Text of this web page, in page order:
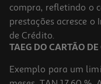
6.99 €/un
6,99 €
compra, refletindo o
prestações acresce
de Crédito.
TAEG DO CARTÃO
Exemplo para um